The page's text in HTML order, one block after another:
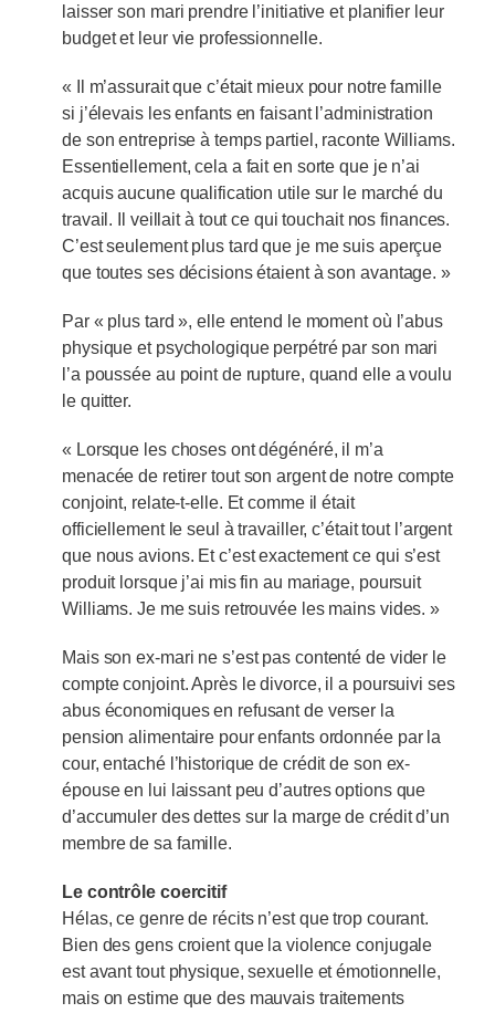
laisser son mari prendre l’initiative et planifier leur
budget et leur vie professionnelle.
« Il m’assurait que c’était mieux pour notre famille
si j’élevais les enfants en faisant l’administration
de son entreprise à temps partiel, raconte Williams.
Essentiellement, cela a fait en sorte que je n’ai
acquis aucune qualification utile sur le marché du
travail. Il veillait à tout ce qui touchait nos finances.
C’est seulement plus tard que je me suis aperçue
que toutes ses décisions étaient à son avantage. »
Par « plus tard », elle entend le moment où l’abus
physique et psychologique perpétré par son mari
l’a poussée au point de rupture, quand elle a voulu
le quitter.
« Lorsque les choses ont dégénéré, il m’a
menacée de retirer tout son argent de notre compte
conjoint, relate-t-elle. Et comme il était
officiellement le seul à travailler, c’était tout l’argent
que nous avions. Et c’est exactement ce qui s’est
produit lorsque j’ai mis fin au mariage, poursuit
Williams. Je me suis retrouvée les mains vides. »
Mais son ex-mari ne s’est pas contenté de vider le
compte conjoint. Après le divorce, il a poursuivi ses
abus économiques en refusant de verser la
pension alimentaire pour enfants ordonnée par la
cour, entaché l’historique de crédit de son ex-
épouse en lui laissant peu d’autres options que
d’accumuler des dettes sur la marge de crédit d’un
membre de sa famille.
Le contrôle coercitif
Hélas, ce genre de récits n’est que trop courant.
Bien des gens croient que la violence conjugale
est avant tout physique, sexuelle et émotionnelle,
mais on estime que des mauvais traitements